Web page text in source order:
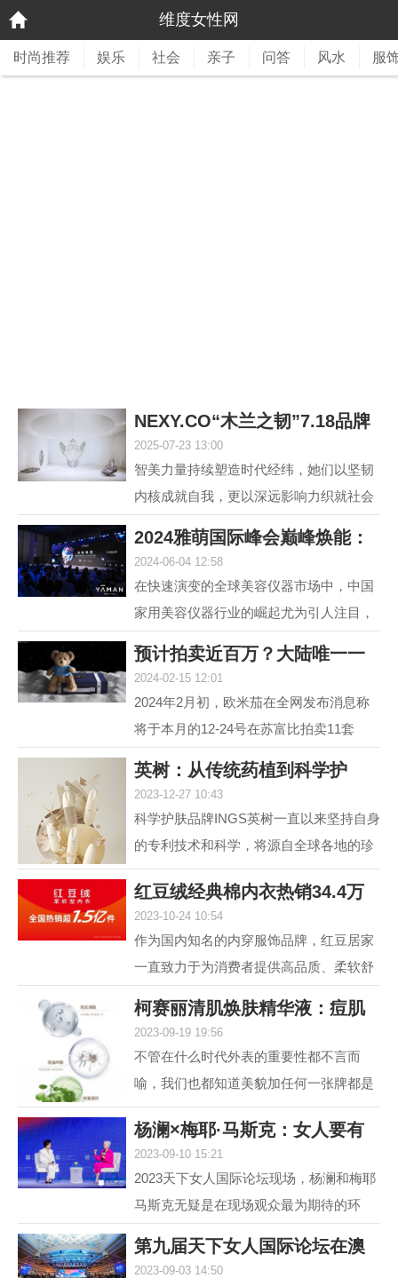
维度女性网
时尚推荐 娱乐 社会 亲子 问答 风水 服
NEXY.CO“木兰之韧”7.18品牌
2025-07-23 13:00
智美力量持续塑造时代经纬，她们以坚韧
内核成就自我，更以深远影响力织就社会
牌NEXY.CO（奈蔻）...
2024雅萌国际峰会巅峰焕能：
2024-06-04 12:58
在快速演变的全球美容仪器市场中，中国
家用美容仪器行业的崛起尤为引人注目，
到快速增长的转变，...
预计拍卖近百万？大陆唯一一
2024-02-15 12:01
2024年2月初，欧米茄在全网发布消息称
将于本月的12-24号在苏富比拍卖11套
腕表手提箱套装。但是截...
英树：从传统药植到科学护
2023-12-27 10:43
科学护肤品牌INGS英树一直以来坚持自身
的专利技术和科学，将源自全球各地的珍
贵自然原料，转化为安全高效的护肤配
方，不断解锁肌肤自身...
红豆绒经典棉内衣热销34.4万
2023-10-24 10:54
作为国内知名的内穿服饰品牌，红豆居家
一直致力于为消费者提供高品质、柔软舒
作为红豆居家的核心...
柯赛丽清肌焕肤精华液：痘肌
2023-09-19 19:56
不管在什么时代外表的重要性都不言而
喻，我们也都知道美貌加任何一张牌都是
王炸，但很多人却因为脸上的痘痘或痘印
而封印了颜值，在变美...
杨澜×梅耶·马斯克：女人要有
2023-09-10 15:21
2023天下女人国际论坛现场，杨澜和梅耶
马斯克无疑是在现场观众最为期待的环
传奇人生的优秀女性，...
第九届天下女人国际论坛在澳
2023-09-03 14:50